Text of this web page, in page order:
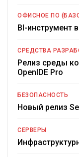
ОФИСНОЕ ПО
BI-инструмент
СРЕДСТВА
Релиз среды
OpenIDE Pro
БЕЗОПАСНОСТЬ
Новый релиз
СЕРВЕРЫ